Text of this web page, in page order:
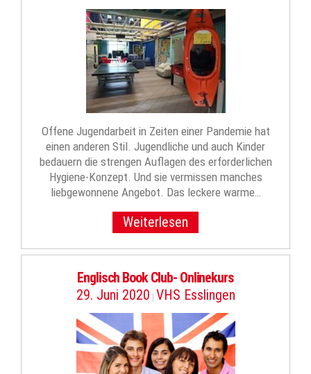
Offene Jugendarbeit in Zeiten einer Pandemie hat
einen anderen Stil. Jugendliche und auch Kinder
bedauern die strengen Auflagen des erforderlichen
Hygiene-Konzept. Und sie vermissen manches
liebgewonnene Angebot. Das leckere warme…
Weiterlesen
Englisch Book Club- Onlinekurs
29. Juni 2020 | VHS Esslingen